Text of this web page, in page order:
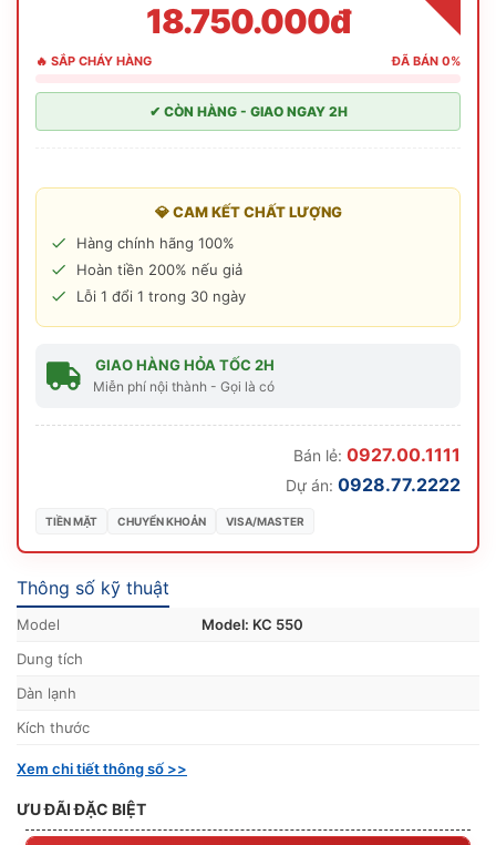
Thông số kỹ thuật
Model
Model: KC 550
Dung tích
Dàn lạnh
Kích thước
Xem chi tiết thông số >>
ƯU ĐÃI ĐẶC BIỆT
18.750.000đ
🔥 SẮP CHÁY HÀNG ĐÃ BÁN 0%
✔ CÒN HÀNG - GIAO NGAY 2H
💎 CAM KẾT CHẤT LƯỢNG
Hàng chính hãng 100%
Hoàn tiền 200% nếu giả
Lỗi 1 đổi 1 trong 30 ngày
GIAO HÀNG HỎA TỐC 2H
Miễn phí nội thành - Gọi là có
Bán lẻ: 0927.00.1111
Dự án: 0928.77.2222
TIỀN MẶT CHUYỂN KHOẢN VISA/MASTER